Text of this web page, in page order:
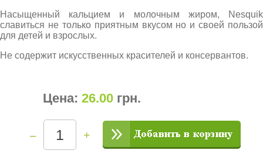
Насыщенный кальцием и молочным жиром, Nesquik
славиться не только приятным вкусом но и своей пользой
для детей и взрослых.
Не содержит искусственных красителей и консервантов.
Цена: 26.00 грн.
– +